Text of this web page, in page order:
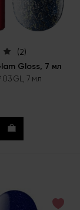
(2)
Gloss, 7 мл
GL, 7 мл
Купить